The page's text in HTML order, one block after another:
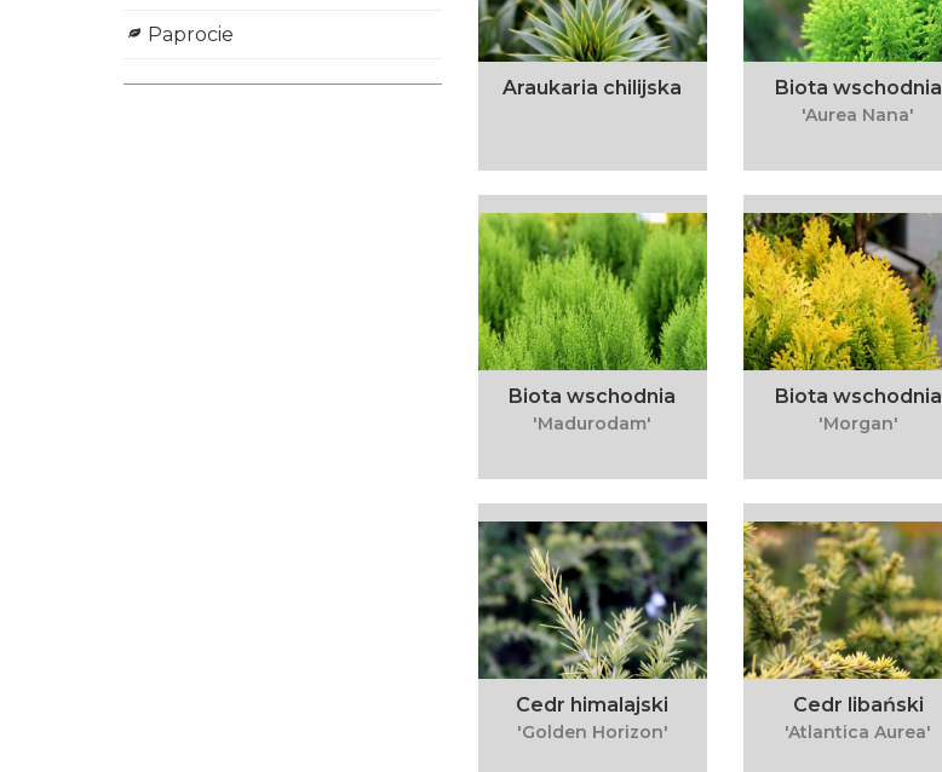
Paprocie
Araukaria chilijska Biota wschodnia
'Aurea Nana'
Biota wschodnia
'Madurodam'
Biota wschodnia
'Morgan'
Cedr himalajski
'Golden Horizon'
Cedr libański
'Atlantica Aurea'